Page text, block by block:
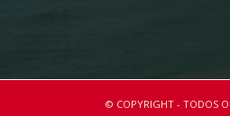
© COPYRIGHT - TODOS